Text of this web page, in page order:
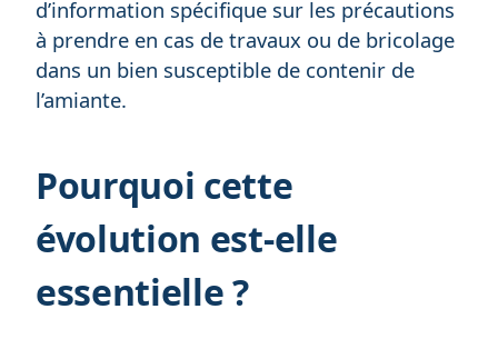
d’information spécifique sur les précautions
à prendre en cas de travaux ou de bricolage
dans un bien susceptible de contenir de
l’amiante.
Pourquoi cette
évolution est-elle
essentielle ?